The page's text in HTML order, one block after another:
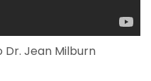
Dr. Jean Milburn